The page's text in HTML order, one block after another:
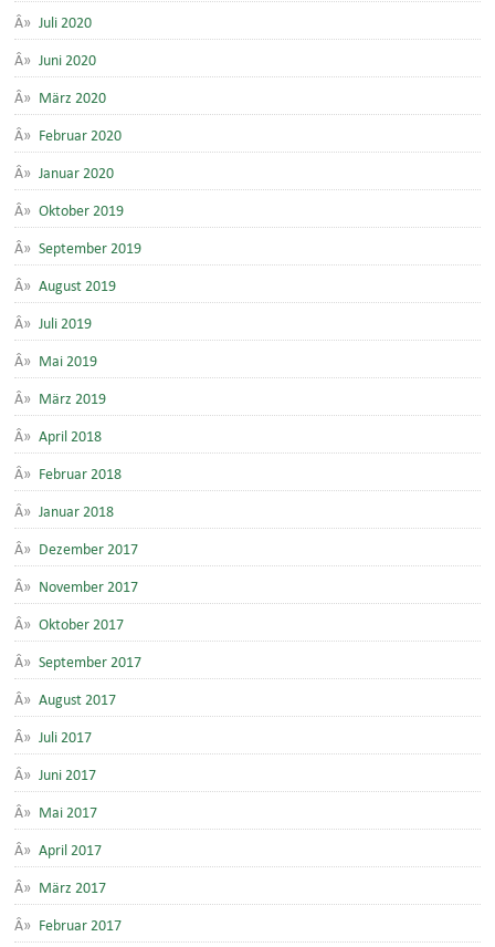
Juli 2020
Juni 2020
März 2020
Februar 2020
Januar 2020
Oktober 2019
September 2019
August 2019
Juli 2019
Mai 2019
März 2019
April 2018
Februar 2018
Januar 2018
Dezember 2017
November 2017
Oktober 2017
September 2017
August 2017
Juli 2017
Juni 2017
Mai 2017
April 2017
März 2017
Februar 2017